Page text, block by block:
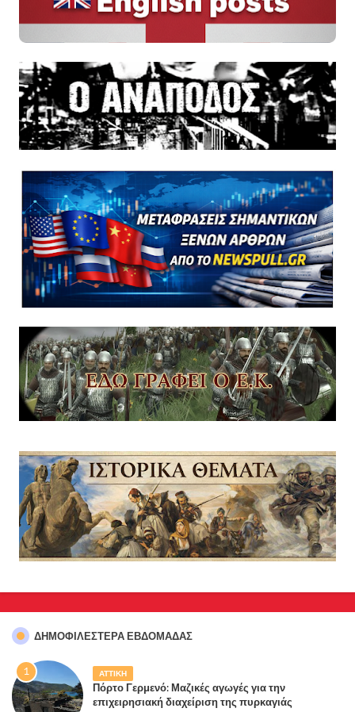
ΔΗΜΟΦΙΛΈΣΤΕΡΑ ΕΒΔΟΜΆΔΑΣ
ΑΤΤΙΚΗ
Πόρτο Γερμενό: Μαζικές αγωγές για την
επιχειρησιακή διαχείριση της πυρκαγιάς